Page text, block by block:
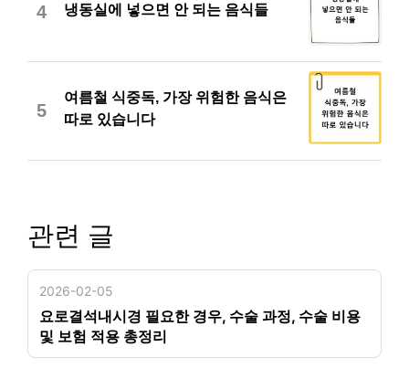
4 냉동실에 넣으면 안 되는 음식들
5
여름철 식중독, 가장 위험한 음식은
따로 있습니다
관련 글
2026-02-05
요로결석내시경 필요한 경우, 수술 과정, 수술 비용
및 보험 적용 총정리